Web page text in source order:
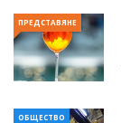
ПРЕДСТАВЯНЕ
ОБЩЕСТВО